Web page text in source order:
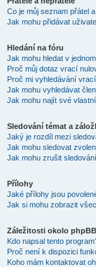
Co je můj seznam přátel
Jak mohu přidávat
Hledání na fóru
Jak mohu hledat v
Proč můj dotaz vrací
Proč mi vyhledávání
Jak mohu vyhledávat
Jak mohu najít své
Sledování témat a
Jaký je rozdíl mezi
Jak mohu sledovat
Jak mohu zrušit
Přílohy
Jaké přílohy jsou
Jak si mohu zobrazit
Záležitosti okolo
Kdo napsal tento
Proč není k dispozici
Koho mám kontaktovat